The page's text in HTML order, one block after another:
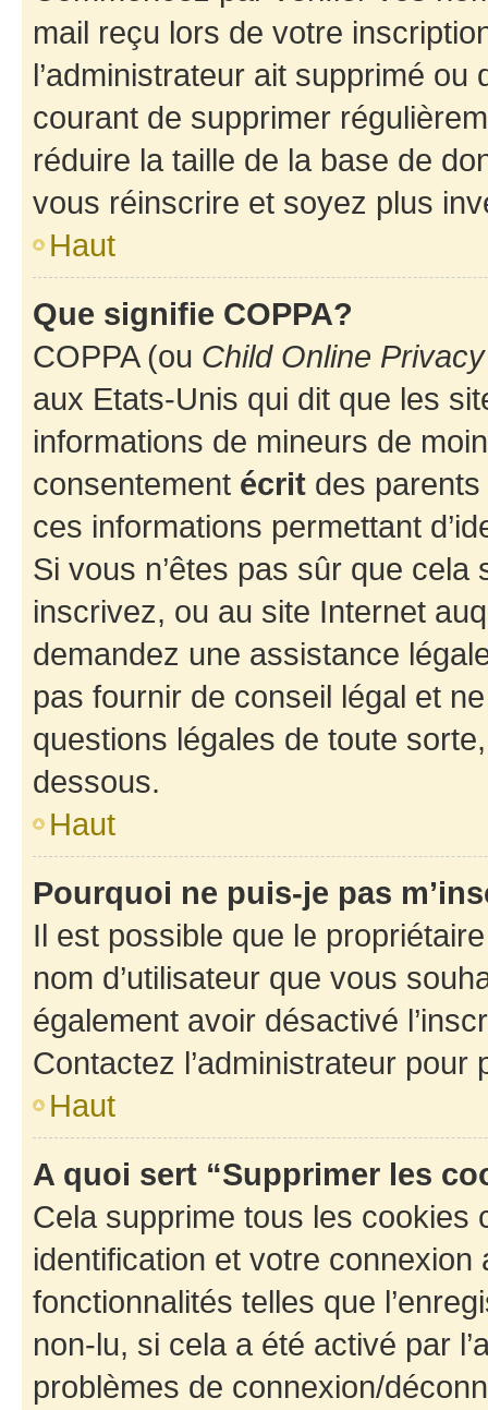
mail reçu lors de votre
l’administrateur ait supprimé
courant de supprimer
réduire la taille de la base de
vous réinscrire et soyez plus
Haut
Que signifie COPPA?
COPPA (ou Child Online
aux Etats-Unis qui dit que les
informations de mineurs de
consentement écrit des parents
ces informations permettant
Si vous n’êtes pas sûr que
inscrivez, ou au site Internet
demandez une assistance
pas fournir de conseil légal et
questions légales de toute
dessous.
Haut
Pourquoi ne puis-je pas
Il est possible que le
nom d’utilisateur que vous
également avoir désactivé
Contactez l’administrateur
Haut
A quoi sert “Supprimer les
Cela supprime tous les cookies
identification et votre
fonctionnalités telles que
non-lu, si cela a été activé par
problèmes de connexion/